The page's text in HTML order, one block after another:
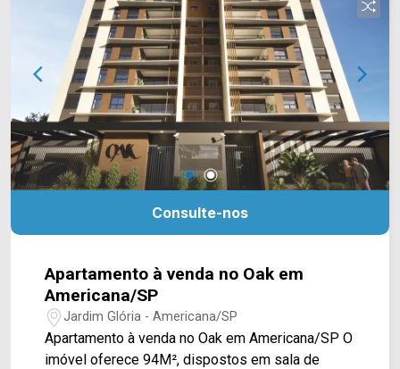
com a equipe da Arbix Imóveis e agende a sua
visita!! WhatsApp e Telefone: (19) 3475-4546
ARBIX IMÓVEIS - Presente em cada mudança!
Consulte-nos
Apartamento à venda no Oak em
Americana/SP
Jardim Glória - Americana/SP
Apartamento à venda no Oak em Americana/SP O
imóvel oferece 94M², dispostos em sala de